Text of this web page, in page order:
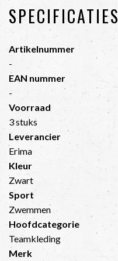
SPECIFICATIES
Artikelnummer
-
EAN nummer
-
Voorraad
3 stuks
Leverancier
Erima
Kleur
Zwart
Sport
Zwemmen
Hoofdcategorie
Teamkleding
Merk